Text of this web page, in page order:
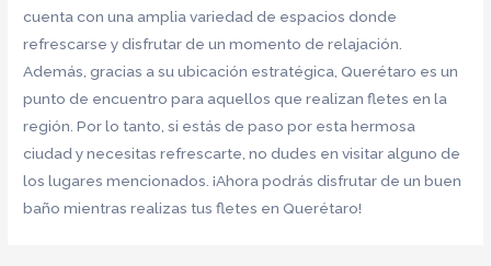
cuenta con una amplia variedad de espacios donde
refrescarse y disfrutar de un momento de relajación.
Además, gracias a su ubicación estratégica, Querétaro es un
punto de encuentro para aquellos que realizan fletes en la
región. Por lo tanto, si estás de paso por esta hermosa
ciudad y necesitas refrescarte, no dudes en visitar alguno de
los lugares mencionados. ¡Ahora podrás disfrutar de un buen
baño mientras realizas tus fletes en Querétaro!